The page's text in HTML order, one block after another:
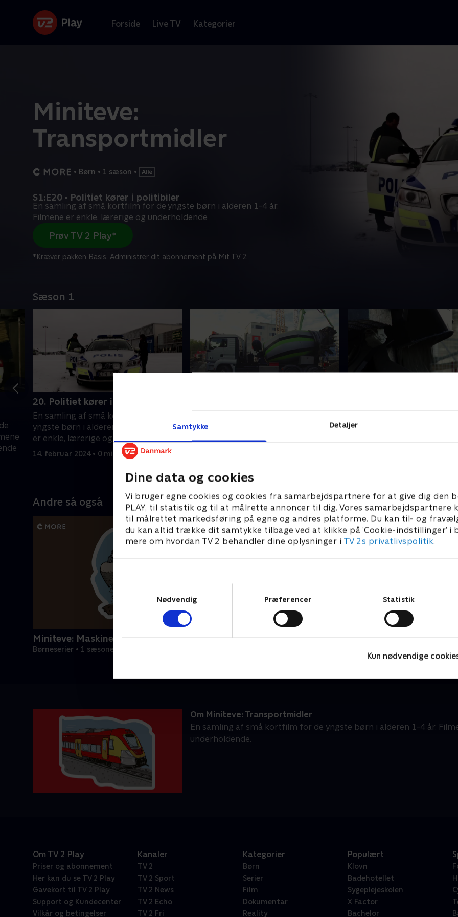
Samtykke Detaljer
Dine data og cookies
Vi bruger egne cookies og cookies fra samarbejdspartnere for at give dig den
PLAY, til statistik og til at målrette annoncer til dig. Vores samarbejdspartnere
til målrettet markedsføring på egne og andres platforme. Du kan til- og
du kan altid trække dit samtykke tilbage ved at klikke på ’Cookie-indstillinger’ i
mere om hvordan TV 2 behandler dine oplysninger i TV 2s privatlivspolitik.
Nødvendig
Præferencer Statistik
Kun nødvendige
Forside Live TV Kategorier
Miniteve:
Transportmidler
• Børn • 1 sæson •
S1:E20 • Politiet kører i politibiler
En samling af små kortfilm for de yngste børn i alderen 1-4 år.
Filmene er enkle, lærerige og underholdende
Prøv TV 2 Play*
*Kræver pakken Basis. Administrer dit abonnement på Mit TV 2.
Sæson 1
20. Politiet kører i politibiler
En samling af små kortfilm for de
yngste børn i alderen 1-4 år. Filmene
er enkle, lærerige og underholdende
14. februar 2024 • 0 min
yngste børn i alderen 1-4 år. Filmene
er enkle, lærerige og underholdende
yngste børn i alderen 1-4
Andre så også
Miniteve: Maskiner
Børneserier • 1 sæsoner
Om Miniteve: Transportmidler
En samling af små kortfilm for de yngste børn i alderen 1-4 år.
underholdende.
Om TV 2 Play
Priser og abonnement
Her kan du se TV 2 Play
Gavekort til TV 2 Play
Support og Kundecenter
Vilkår og betingelser
Kanaler
TV 2
TV 2 Sport
TV 2 News
TV 2 Echo
TV 2 Fri
Kategorier
Børn
Serier
Film
Dokumentar
Reality
Populært
Klovn
Badehotellet
Sygeplejeskolen
X Factor
Bachelor